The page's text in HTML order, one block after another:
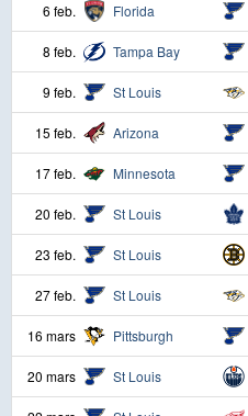
6 feb. Florida
8 feb. Tampa Bay
9 feb. St Louis
15 feb. Arizona
17 feb. Minnesota
20 feb. St Louis
23 feb. St Louis
27 feb. St Louis
16 mars Pittsburgh
20 mars St Louis